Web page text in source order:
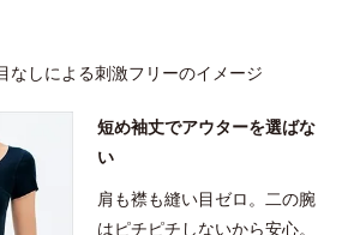
なしによる刺激フリーのイメージ
短め袖丈でアウターを選ばな
い
肩も襟も縫い目ゼロ。二の腕
はピチピチしないから安心。